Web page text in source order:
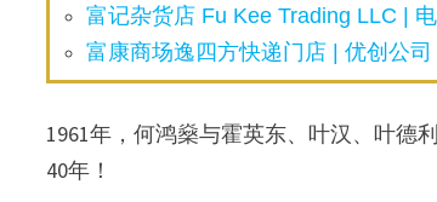
富记杂货店 Fu Kee Trading LLC |
富康商场逸四方快递门店 | 优创公司
1961年，何鸿燊与霍英东、叶汉、叶德
40年！